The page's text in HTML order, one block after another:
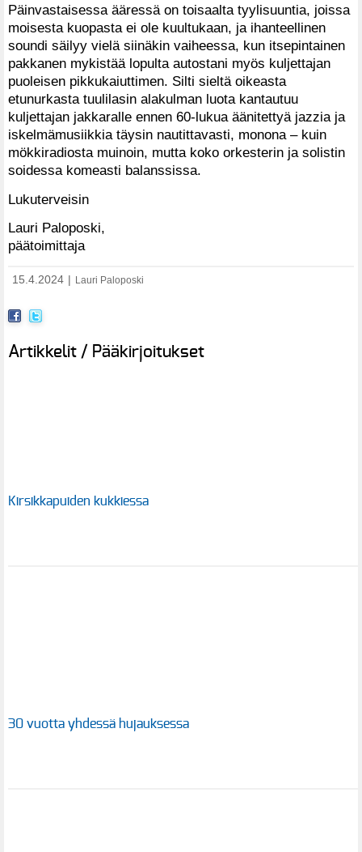
Päinvastaisessa ääressä on toisaalta tyylisuuntia, joissa
moisesta kuopasta ei ole kuultukaan, ja ihanteellinen
soundi säilyy vielä siinäkin vaiheessa, kun itsepintainen
pakkanen mykistää lopulta autostani myös kuljettajan
puoleisen pikkukaiuttimen. Silti sieltä oikeasta
etunurkasta tuulilasin alakulman luota kantautuu
kuljettajan jakkaralle ennen 60-lukua äänitettyä jazzia ja
iskelmämusiikkia täysin nautittavasti, monona – kuin
mökkiradiosta muinoin, mutta koko orkesterin ja solistin
soidessa komeasti balanssissa.
Lukuterveisin
Lauri Paloposki,
päätoimittaja
15.4.2024 Lauri Paloposki
Artikkelit / Pääkirjoitukset
Kirsikkapuiden kukkiessa
30 vuotta yhdessä hujauksessa